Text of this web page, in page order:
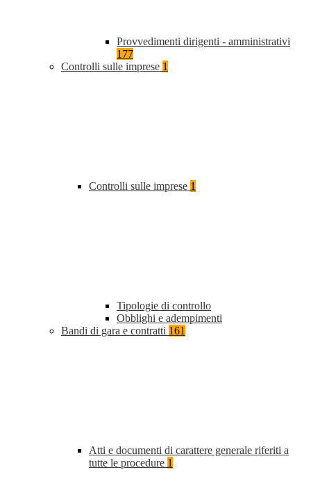
Provvedimenti dirigenti - amministrativi
177
Controlli sulle imprese 1
Controlli sulle imprese 1
Tipologie di controllo
Obblighi e adempimenti
Bandi di gara e contratti 161
Atti e documenti di carattere generale riferiti a
tutte le procedure 1